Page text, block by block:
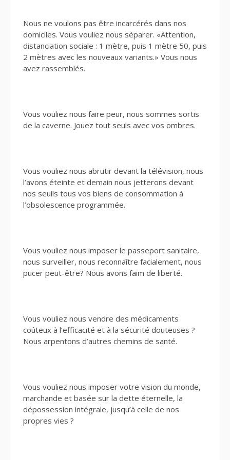
Nous ne voulons pas être incarcérés dans nos
domiciles. Vous vouliez nous séparer. «Attention,
distanciation sociale : 1 mètre, puis 1 mètre 50, puis
2 mètres avec les nouveaux variants.» Vous nous
avez rassemblés.
Vous vouliez nous faire peur, nous sommes sortis
de la caverne. Jouez tout seuls avec vos ombres.
Vous vouliez nous abrutir devant la télévision, nous
l’avons éteinte et demain nous jetterons devant
nos seuils tous vos biens de consommation à
l’obsolescence programmée.
Vous vouliez nous imposer le passeport sanitaire,
nous surveiller, nous reconnaître facialement, nous
pucer peut-être? Nous avons faim de liberté.
Vous vouliez nous vendre des médicaments
coûteux à l’efficacité et à la sécurité douteuses ?
Nous arpentons d’autres chemins de santé.
Vous vouliez nous imposer votre vision du monde,
marchande et basée sur la dette éternelle, la
dépossession intégrale, jusqu’à celle de nos
propres vies ?